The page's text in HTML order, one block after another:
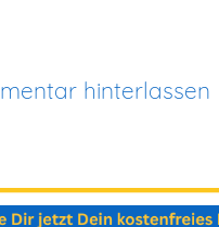
hinterlassen